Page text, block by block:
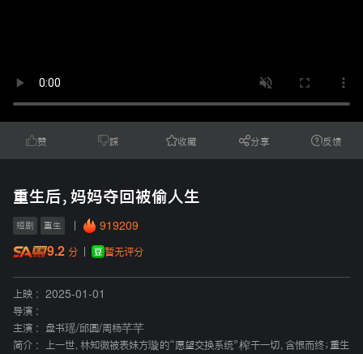
赞 踩 收藏 分享 反馈
重生后，妈妈夺回被偷人生
短剧 重生 919209
9.2 分 暂无评分
上映 :
2025-01-01
导演 :
主演 :
盘书瑶/邱圆/周杨芊芊
简介 :
上一世，林知微被表妹方璇的“愿望交换系统”榨干一切，含恨而终；重生